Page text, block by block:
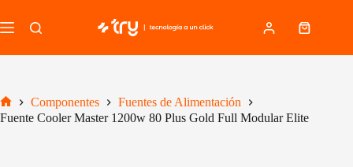
al
contenido
Carro
Inicio
Componentes
Fuentes de Alimentación
Fuente Cooler Master 1200w 80 Plus Gold Full Modular Elite